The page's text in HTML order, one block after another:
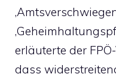
erläuterte der
dass